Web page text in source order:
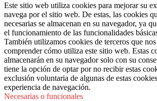
Este sitio web utiliza cookies para mejorar su
navega por el sitio web. De estas, las cookies
necesarias se almacenan en su navegador, ya
el funcionamiento de las funcionalidades
También utilizamos cookies de terceros que
comprender cómo utiliza este sitio web. Estas
almacenarán en su navegador solo con su
tiene la opción de optar por no recibir estas
exclusión voluntaria de algunas de estas
experiencia de navegación.
Necesarias o funcionales